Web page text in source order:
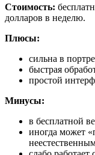
Стоимость:
долларов в неделю.
Плюсы:
сильна в
быстрая
простой
Минусы:
в бесплатной
иногда может